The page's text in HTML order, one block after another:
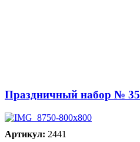
Праздничный набор № 35
Артикул: 2441